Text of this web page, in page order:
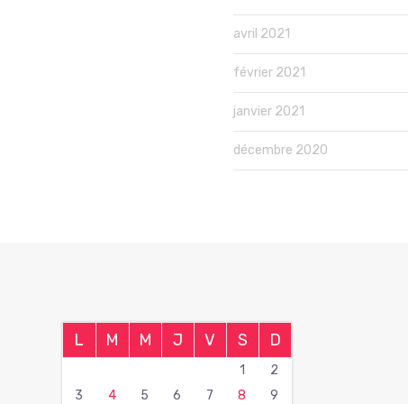
avril 2021
février 2021
janvier 2021
décembre 2020
L M M J V S D
1
2
3
4 5 6 7 8 9